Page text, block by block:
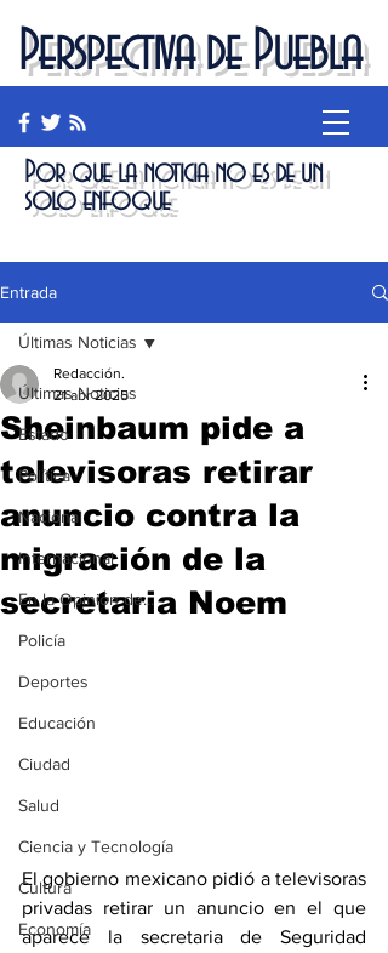
Perspectiva de Puebla
Por que la noticia no es de un
solo enfoque
Entrada
Últimas Noticias
Estado
Política
Nacional
Internacional
En la Opinión de...
Policía
Deportes
Educación
Ciudad
Salud
Ciencia y Tecnología
Cultura
Economía
Últimas Noticias
Sheinbaum pide a
televisoras retirar
anuncio contra la
migración de la
secretaria Noem
Redacción.
21 abr 2025
El gobierno mexicano pidió a televisoras
privadas retirar un anuncio en el que
aparece la secretaria de Seguridad